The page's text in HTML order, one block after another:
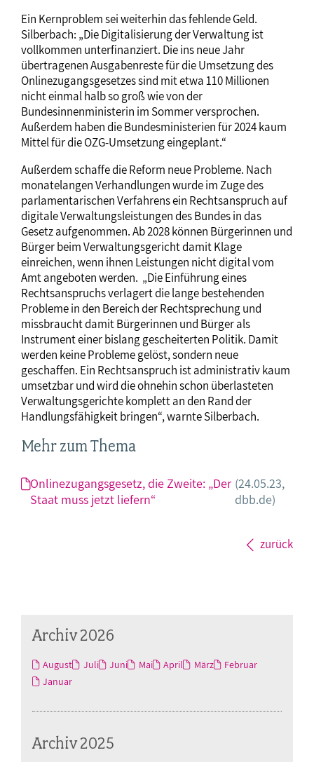
Ein Kernproblem sei weiterhin das fehlende Geld.
Silberbach: „Die Digitalisierung der Verwaltung ist
vollkommen unterfinanziert. Die ins neue Jahr
übertragenen Ausgabenreste für die Umsetzung des
Onlinezugangsgesetzes sind mit etwa 110 Millionen
nicht einmal halb so groß wie von der
Bundesinnenministerin im Sommer versprochen.
Außerdem haben die Bundesministerien für 2024 kaum
Mittel für die OZG-Umsetzung eingeplant.“
Außerdem schaffe die Reform neue Probleme. Nach
monatelangen Verhandlungen wurde im Zuge des
parlamentarischen Verfahrens ein Rechtsanspruch auf
digitale Verwaltungsleistungen des Bundes in das
Gesetz aufgenommen. Ab 2028 können Bürgerinnen und
Bürger beim Verwaltungsgericht damit Klage
einreichen, wenn ihnen Leistungen nicht digital vom
Amt angeboten werden. „Die Einführung eines
Rechtsanspruchs verlagert die lange bestehenden
Probleme in den Bereich der Rechtsprechung und
missbraucht damit Bürgerinnen und Bürger als
Instrument einer bislang gescheiterten Politik. Damit
werden keine Probleme gelöst, sondern neue
geschaffen. Ein Rechtsanspruch ist administrativ kaum
umsetzbar und wird die ohnehin schon überlasteten
Verwaltungsgerichte komplett an den Rand der
Handlungsfähigkeit bringen“, warnte Silberbach.
Mehr zum Thema
Onlinezugangsgesetz, die Zweite: „Der
Staat muss jetzt liefern“
(24.05.23,
dbb.de)
zurück
Archiv 2026
August Juli Juni Mai April März
Februar
Januar
Archiv 2025